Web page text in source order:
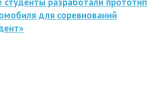
для соревнований